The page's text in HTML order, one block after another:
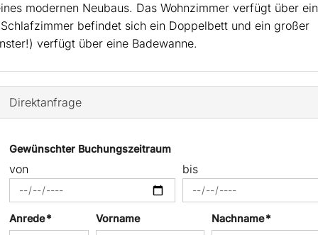
modernen Neubaus. Das Wohnzimmer verfügt über ein
befindet sich ein Doppelbett und ein großer
verfügt über eine Badewanne.
Direktanfrage
Gewünschter Buchungszeitraum
von bis
Anrede * Vorname Nachname *